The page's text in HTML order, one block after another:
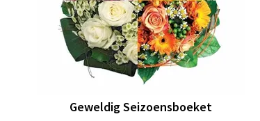
Geweldig Seizoensboeket